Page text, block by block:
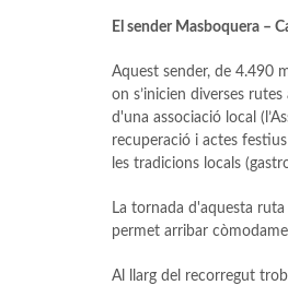
El sender Masboquera –
Aquest sender, de 4.490
on s’inicien diverses
d'una associació local
recuperació i actes
les tradicions locals
La tornada d'aquesta
permet arribar
Al llarg del recorregut